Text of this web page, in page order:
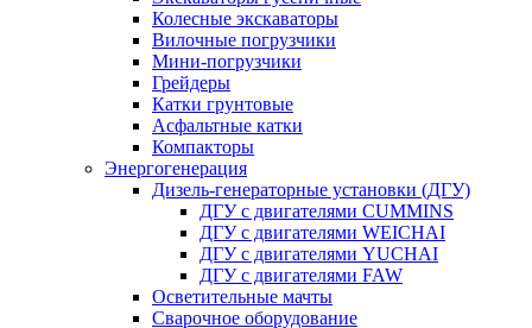
Колесные экскаваторы
Вилочные погрузчики
Мини-погрузчики
Грейдеры
Катки грунтовые
Асфальтные катки
Компакторы
Энергогенерация
Дизель-генераторные установки (ДГУ)
ДГУ с двигателями CUMMINS
ДГУ с двигателями WEICHAI
ДГУ с двигателями YUCHAI
ДГУ с двигателями FAW
Осветительные мачты
Сварочное оборудование